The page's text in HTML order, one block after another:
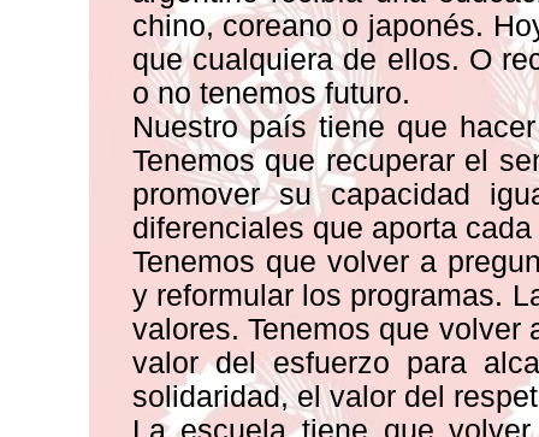
chino, coreano o japonés.
que cualquiera de ellos. O
o no tenemos futuro.
Nuestro país tiene que
Tenemos que recuperar el
promover su capacidad
diferenciales que aporta cada
Tenemos que volver a
y reformular los programas.
valores. Tenemos que
valor del esfuerzo para
solidaridad, el valor del
La escuela tiene que